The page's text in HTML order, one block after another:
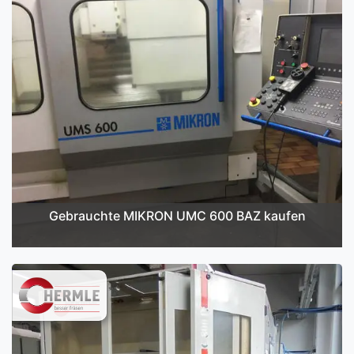
Gebrauchte MIKRON UMC 600 BAZ kaufen